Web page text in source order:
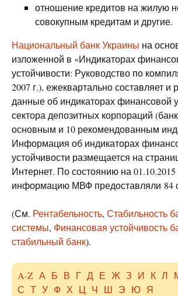
отношение кредитов на жилую
совокупным кредитам и другие.
Национальный банк Украины на
изложенной в «Индикаторах
устойчивости: Руководство по
2007 г.), ежеквартально составляет и
данные об индикаторах финансовой
сектора депозитных корпораций
основным и 10 рекомендованным
Информация об индикаторах
устойчивости размещается на
Интернет. По состоянию на 01.10.2015
информацию МВФ предоставляли 84
(См. Рентабельность, Стабильность
системы, Финансовая устойчивость
стабильный банк).
A-Z А Б В Г Д Е Ж З И К Л
С Т У Ф Х Ц Ч Ш Э Ю Я